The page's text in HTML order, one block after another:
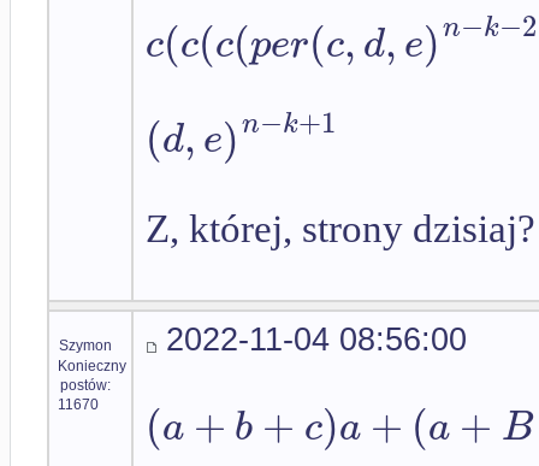
c(c(c(per(c,d,e)n−k−2
(d,e)n−k+1
Z, której, strony dzisiaj?
Szymon
Konieczny
postów:
11670
2022-11-04 08:56:00
(a + b + c)a + (a + B